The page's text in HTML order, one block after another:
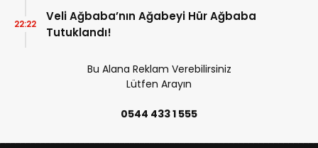
Veli Ağbaba’nın Ağabeyi Hür Ağbaba
Tutuklandı!
22:22
Bu Alana Reklam Verebilirsiniz
Lütfen Arayın
0544 433 1 555